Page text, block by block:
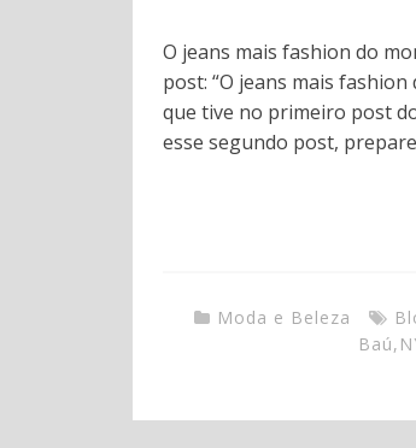
O jeans mais fashion do
post: “O jeans mais
que tive no primeiro post
esse segundo post,
Moda e Beleza
Baú,